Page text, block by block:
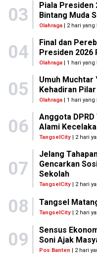
03
Piala Presiden
Bintang Muda
Olahraga| 2 hari yang
04
Final dan
Presiden 2026
Olahraga| 1 hari yang
05
Umuh Muchtar
Kehadiran
Olahraga| 1 hari yang
06
Anggota
Alami
TangselCity| 2 hari
07
Jelang
Gencarkan
Sekolah
TangselCity| 2 hari
08 Tangsel
TangselCity | 2 hari
09
Sensus
Soni Ajak
Pos Banten | 2 hari